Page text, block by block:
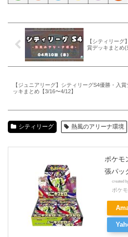
【シティリーグ
賞デッキまとめ(
【ジュニアリーグ】シティリーグS4優勝・入賞
ッキまとめ【3/16〜4/12】
シティリーグ 熱風のアリーナ環境
ポケモ
張パッ
created
ポケ